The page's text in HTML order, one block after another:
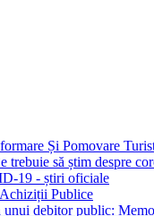
Și Pomovare
trebuie să știm despre
19 - știri oficiale
Publice